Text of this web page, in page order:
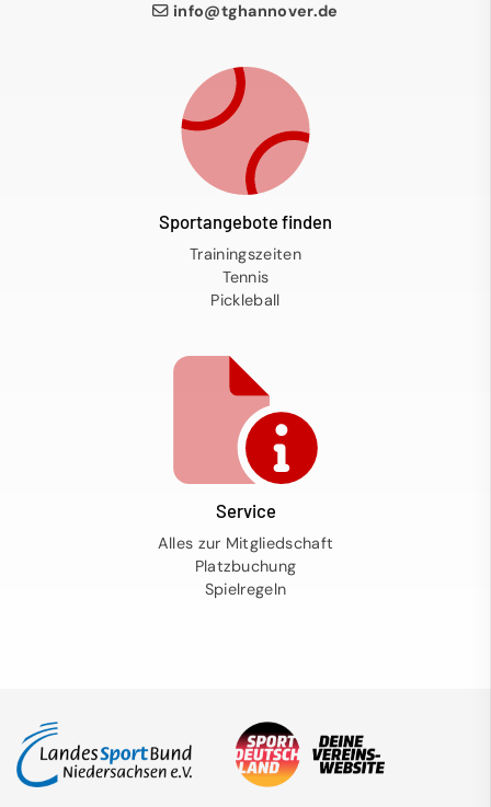
info@tghannover.de
Sportangebote finden
Trainingszeiten
Tennis
Pickleball
Service
Alles zur Mitgliedschaft
Platzbuchung
Spielregeln